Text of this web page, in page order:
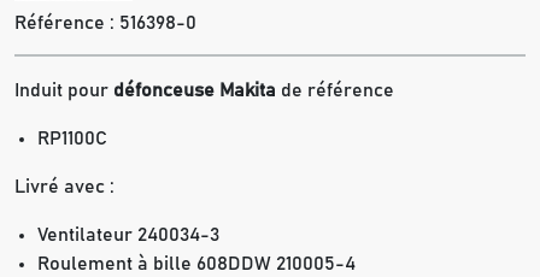
Référence : 516398-0
Induit pour défonceuse Makita de référence
RP1100C
Livré avec :
Ventilateur 240034-3
Roulement à bille 608DDW 210005-4